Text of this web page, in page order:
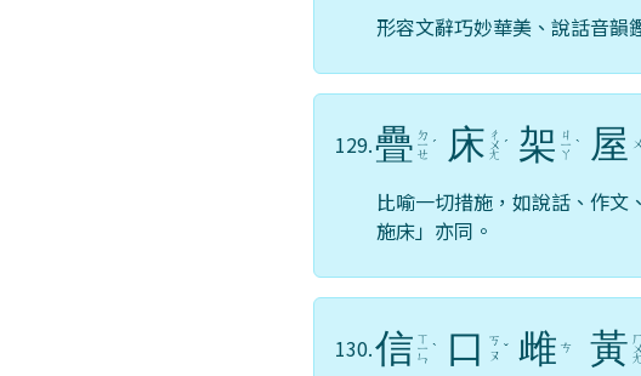
形容文辭巧妙華美、說話音韻
129.疊 ㄉ
ㄧ
ㄝ
ˊ 床 ㄔ
ㄨ
ㄤ
ˊ 架 ㄐ
ㄧ
ㄚ
ˋ 屋 ㄨ
比喻一切措施，如說話、作文
施床」亦同。
130.信 ㄒ
ㄧ
ㄣ
ˋ 口
ㄎ
ㄡ ˇ 雌 ㄘ 黃 ㄏ
ㄨ
ㄤ